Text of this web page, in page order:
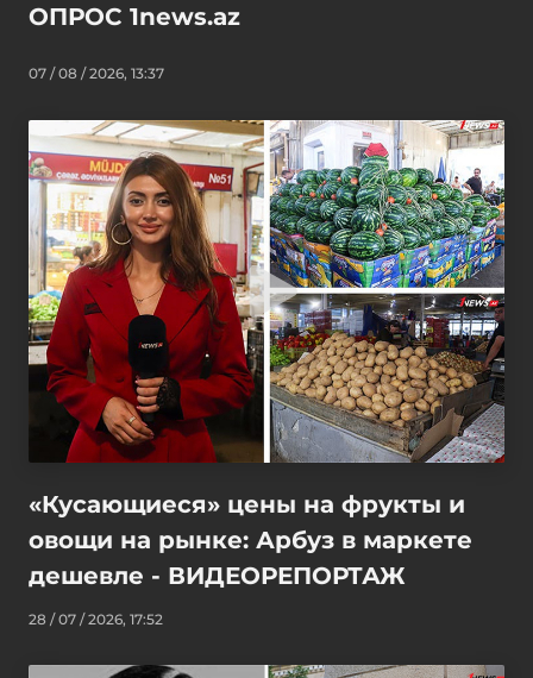
ОПРОС 1news.az
07 / 08 / 2026, 13:37
«Кусающиеся» цены на фрукты и
овощи на рынке: Арбуз в маркете
дешевле - ВИДЕОРЕПОРТАЖ
28 / 07 / 2026, 17:52